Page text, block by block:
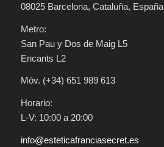
08025 Barcelona, Cataluña, España
Metro:
San Pau y Dos de Maig L5
Encants L2
Móv. (+34) 651 989 613
Horario:
L-V: 10:00 a 20:00
info@esteticafranciasecret.es